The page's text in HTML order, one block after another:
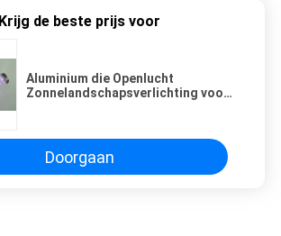
Krijg de beste prijs voor
Aluminium die Openlucht
Zonnelandschapsverlichting voor
Doorgaan